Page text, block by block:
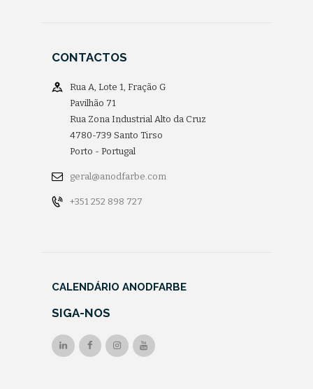
CONTACTOS
Rua A, Lote 1, Fração G
Pavilhão 71
Rua Zona Industrial Alto da Cruz
4780-739 Santo Tirso
Porto - Portugal
geral@anodfarbe.com
+351 252 898 727
CALENDÁRIO ANODFARBE
FÉRIAS
SIGA-NOS